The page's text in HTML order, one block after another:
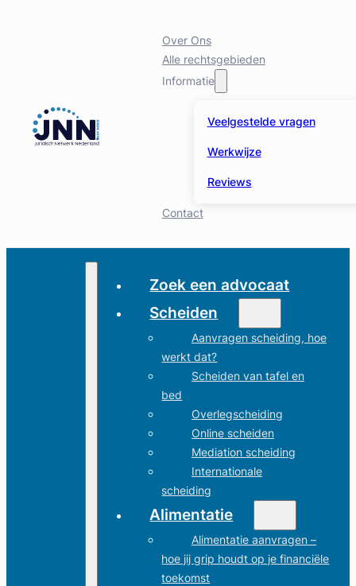
Over Ons
Alle rechtsgebieden
Informatie
Veelgestelde vragen
Werkwijze
Reviews
Contact
Zoek een advocaat
Scheiden
Aanvragen scheiding, hoe
werkt dat?
Scheiden van tafel en
bed
Overlegscheiding
Online scheiden
Mediation scheiding
Internationale
scheiding
Alimentatie
Alimentatie aanvragen –
hoe jij grip houdt op je financiële
toekomst